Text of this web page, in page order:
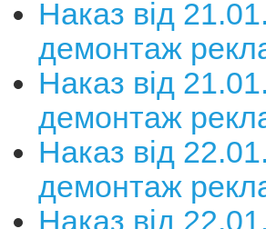
Наказ від
демонтаж
Наказ від
демонтаж
Наказ від
демонтаж
Наказ від